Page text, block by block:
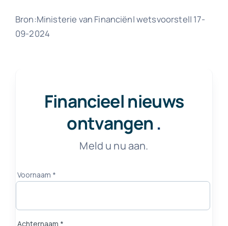
Bron:Ministerie van Financiën| wetsvoorstel| 17-
09-2024
Financieel nieuws
ontvangen .
Meld u nu aan.